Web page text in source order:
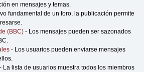
en mensajes y temas.
fundamental de un foro, la publicación permite
(BBC)- Los mensajes pueden ser sazonados
- Los usuarios pueden enviarse mensajes
- La lista de usuarios muestra todos los miembros